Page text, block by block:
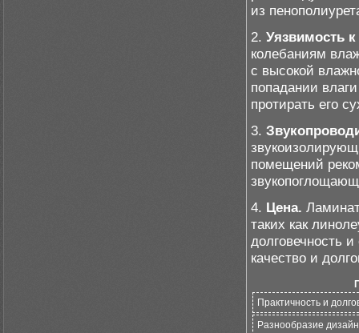
из
2. Уязвимость
колебаниям
с высокой
попадании
протирать его
3.
помещений
4. Цена.
таких как
долговечность
качество и
Практичность и
Разнообразие